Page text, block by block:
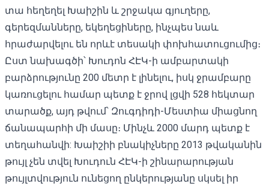
տա հեղեղել Խաիշին և շրջակա գյուղերը,
գերեզմանները, եկեղեցիները, ինչպես նաև
հրաժարվելու են որևէ տեսակի փոխհատուցումից։
Ըստ նախագծի՝ Խուդոն ՀԷԿ-ի ամբարտակի
բարձրությունը 200 մետր է լինելու, իսկ ջրամբարը
կառուցելու համար պետք է ջրով լցվի 528 հեկտար
տարածք, այդ թվում՝ Զուգդիդի-Մեստիա միացնող
ճանապարհի մի մասը։ Մինչև 2000 մարդ պետք է
տեղահանվի: Խաիշիի բնակիչները 2013 թվականին
թույլ չեն տվել Խուդուն ՀԷԿ-ի շինարարության
թույլտվություն ունեցող ընկերությանը սկսել իր